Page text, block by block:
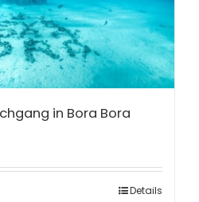
in Bora Bora
Details